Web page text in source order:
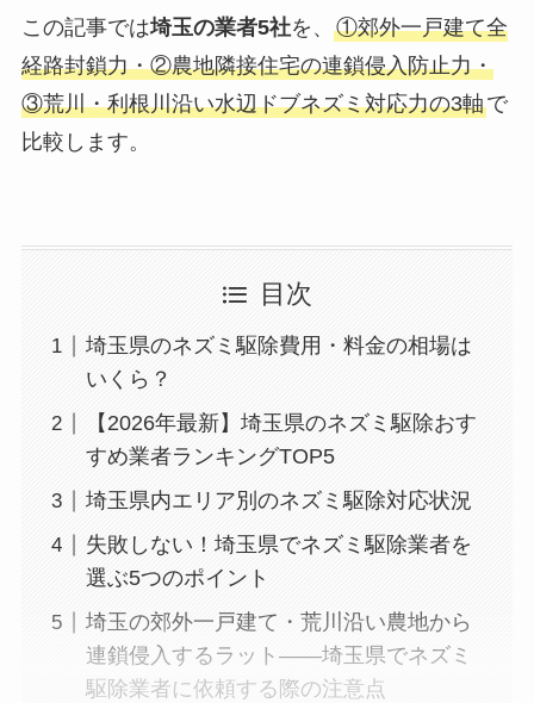
この記事では埼玉の業者5社を、 ①郊外一戸建て全
経路封鎖力・②農地隣接住宅の連鎖侵入防止力・
③荒川・利根川沿い水辺ドブネズミ対応力の3軸で
比較します。
目次
埼玉県のネズミ駆除費用・料金の相場は
いくら？
【2026年最新】埼玉県のネズミ駆除おす
すめ業者ランキングTOP5
埼玉県内エリア別のネズミ駆除対応状況
失敗しない！埼玉県でネズミ駆除業者を
選ぶ5つのポイント
埼玉の郊外一戸建て・荒川沿い農地から
連鎖侵入するラット――埼玉県でネズミ
駆除業者に依頼する際の注意点